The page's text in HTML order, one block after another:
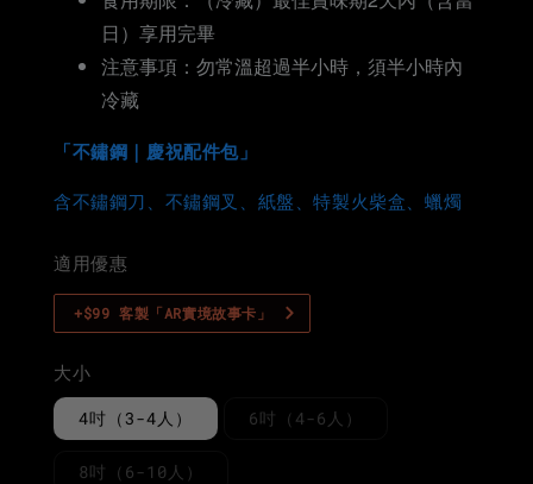
日）享用完畢
注意事項：勿常溫超過半小時，須半小時內
冷藏
「不鏽鋼｜慶祝配件包」
含不鏽鋼刀、不鏽鋼叉、紙盤、特製火柴盒、蠟燭
適用優惠
+$99 客製「AR實境故事卡」
大小
4吋（3-4人） 6吋（4-6人）
8吋（6-10人）